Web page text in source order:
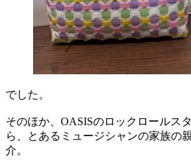
でした。
そのほか、OASISのロックロールス
ら、とあるミュージシャンの家族の
介。